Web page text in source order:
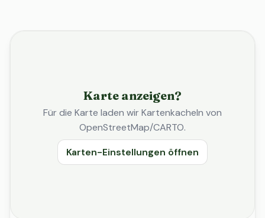
Karte anzeigen?
Für die Karte laden wir Kartenkacheln von
OpenStreetMap/CARTO.
Karten-Einstellungen öffnen